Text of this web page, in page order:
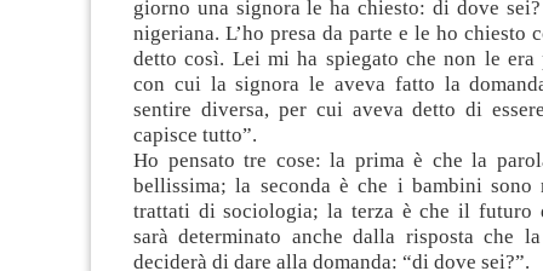
giorno una signora le ha chiesto: di dove
nigeriana. L’ho presa da parte e le ho chiesto
detto così. Lei mi ha spiegato che non le
con cui la signora le aveva fatto la
sentire diversa, per cui aveva detto di
capisce tutto”.
Ho pensato tre cose: la prima è che la
bellissima; la seconda è che i bambini
trattati di sociologia; la terza è che il futuro
sarà determinato anche dalla risposta che
deciderà di dare alla domanda: “di dove sei?”.